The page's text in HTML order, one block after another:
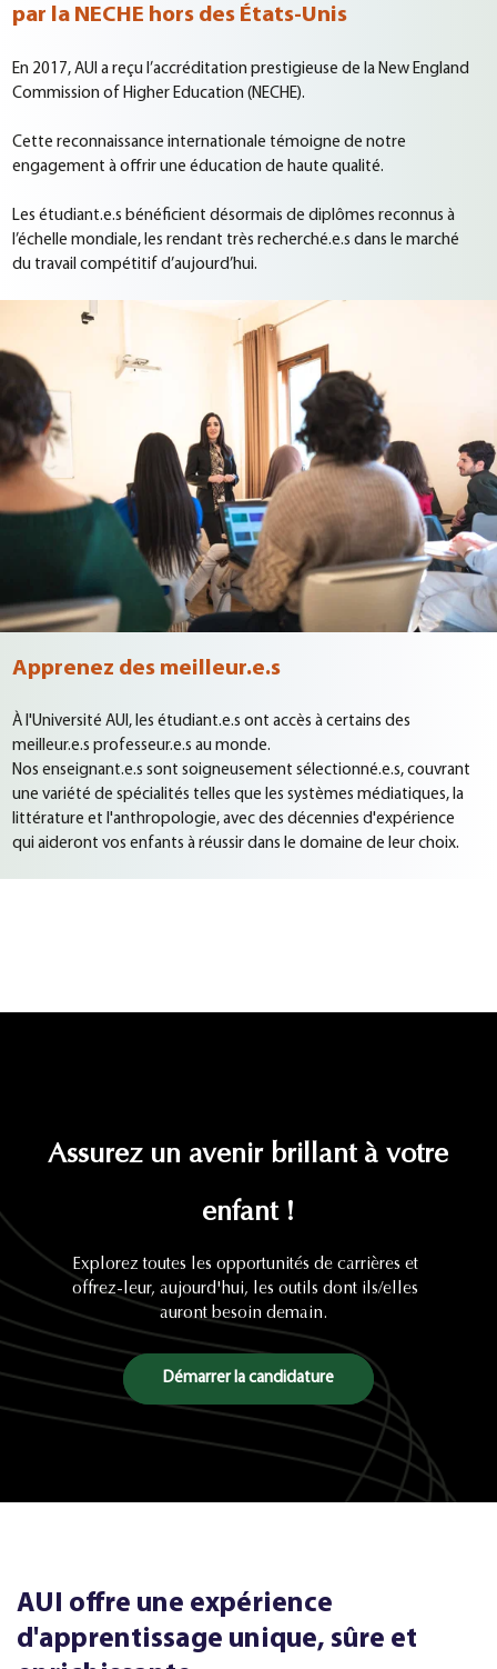
par la NECHE hors des États-Unis
En 2017, AUI a reçu l’accréditation prestigieuse de la New England
Commission of Higher Education (NECHE).
Cette reconnaissance internationale témoigne de notre
engagement à offrir une éducation de haute qualité.
Les étudiant.e.s bénéficient désormais de diplômes reconnus à
l’échelle mondiale, les rendant très recherché.e.s dans le marché
du travail compétitif d’aujourd’hui.
Apprenez des meilleur.e.s
À l'Université AUI, les étudiant.e.s ont accès à certains des
meilleur.e.s professeur.e.s au monde.
Nos enseignant.e.s sont soigneusement sélectionné.e.s, couvrant
une variété de spécialités telles que les systèmes médiatiques, la
littérature et l'anthropologie, avec des décennies d'expérience
qui aideront vos enfants à réussir dans le domaine de leur choix.
Assurez un avenir brillant à votre
enfant !
Explorez toutes les opportunités de carrières et
offrez-leur, aujourd'hui, les outils dont ils/elles
auront besoin demain.
Démarrer la candidature
AUI offre une expérience
d'apprentissage unique, sûre et